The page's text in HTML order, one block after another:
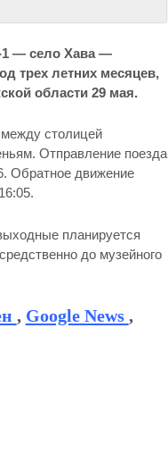
1 — село Хава —
трех летних месяцев,
области 29 мая.
между столицей
Отправление поезда
Обратное движение
планируется
до музейного
, Google News ,